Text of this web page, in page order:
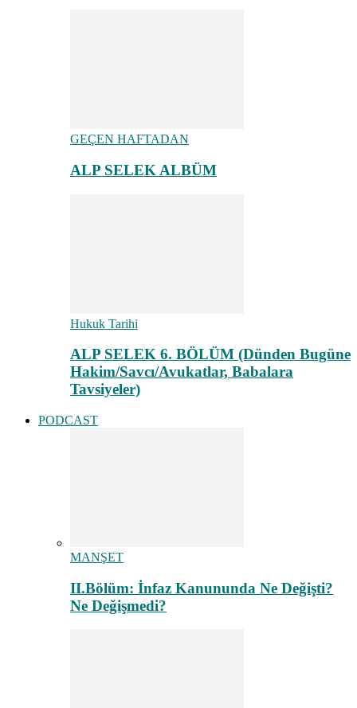
GEÇEN HAFTADAN
ALP SELEK ALBÜM
Hukuk Tarihi
ALP SELEK 6. BÖLÜM (Dünden Bugüne
Hakim/Savcı/Avukatlar, Babalara
Tavsiyeler)
PODCAST
MANŞET
II.Bölüm: İnfaz Kanununda Ne Değişti?
Ne Değişmedi?